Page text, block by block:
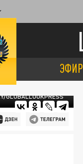
ЭФИР
GLOBALLOOKPRESS